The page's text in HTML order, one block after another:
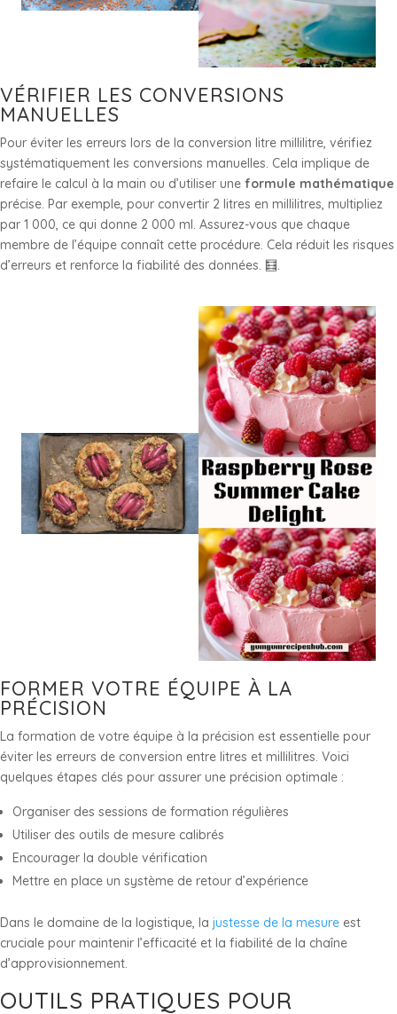
VÉRIFIER LES CONVERSIONS
MANUELLES
Pour éviter les erreurs lors de la conversion litre millilitre, vérifiez
systématiquement les conversions manuelles. Cela implique de
refaire le calcul à la main ou d’utiliser une formule mathématique
précise. Par exemple, pour convertir 2 litres en millilitres, multipliez
par 1 000, ce qui donne 2 000 ml. Assurez-vous que chaque
membre de l’équipe connaît cette procédure. Cela réduit les risques
d’erreurs et renforce la fiabilité des données. 🧮.
FORMER VOTRE ÉQUIPE À LA
PRÉCISION
La formation de votre équipe à la précision est essentielle pour
éviter les erreurs de conversion entre litres et millilitres. Voici
quelques étapes clés pour assurer une précision optimale :
Organiser des sessions de formation régulières
Utiliser des outils de mesure calibrés
Encourager la double vérification
Mettre en place un système de retour d’expérience
Dans le domaine de la logistique, la justesse de la mesure est
cruciale pour maintenir l’efficacité et la fiabilité de la chaîne
d’approvisionnement.
OUTILS PRATIQUES POUR